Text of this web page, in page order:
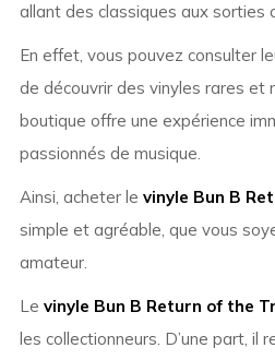
allant des classiques aux sorties
En effet, vous pouvez consulter
de découvrir des vinyles rares et
boutique offre une expérience
passionnés de musique.
Ainsi, acheter le vinyle Bun B
simple et agréable, que vous
amateur.
Le vinyle Bun B Return of the
les collectionneurs. D’une part, il